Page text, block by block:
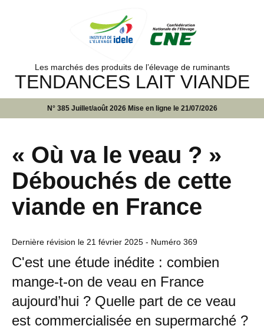
Les marchés des produits de l’élevage de ruminants
TENDANCES LAIT VIANDE
N° 385 Juillet/août 2026 Mise en ligne le 21/07/2026
« Où va le veau ? »
Débouchés de cette
viande en France
Dernière révision le 21 février 2025 - Numéro 369
C'est une étude inédite : combien
mange-t-on de veau en France
aujourd’hui ? Quelle part de ce veau
est commercialisée en supermarché ?